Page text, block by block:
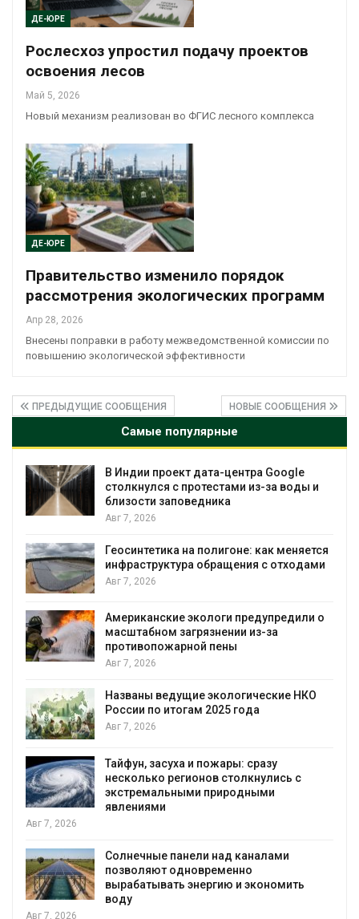
ДЕ-ЮРЕ
Рослесхоз упростил подачу проектов
освоения лесов
Май 5, 2026
Новый механизм реализован во ФГИС лесного комплекса
ДЕ-ЮРЕ
Правительство изменило порядок
рассмотрения экологических программ
Апр 28, 2026
Внесены поправки в работу межведомственной комиссии по
повышению экологической эффективности
ПРЕДЫДУЩИЕ СООБЩЕНИЯ НОВЫЕ СООБЩЕНИЯ
Самые популярные
Дождевая вода с крыш может помочь
городам переживать жару
Авг 7, 2026
строительство мусорных объектов и
уборку контейнерных площадок
Авг 7, 2026
Панамский канал вновь ограничивает
загрузку судов из-за дефицита пресной
воды
Авг 6, 2026
В китайской провинции Шэньси из-за
паводков эвакуировали более 140 тыс.
человек
МЕГА и ВкусВилл установили
экообменники для сбора вторсырья
Авг 6, 2026
воду из воздуха с помощью ветра
Авг 6, 2026